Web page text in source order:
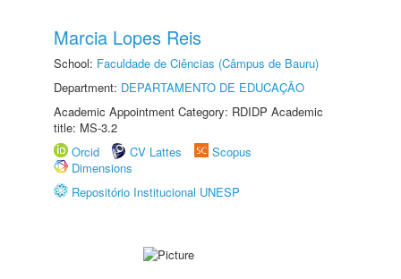
Marcia Lopes Reis
School: Faculdade de Ciências (Câmpus de Bauru)
Department: DEPARTAMENTO DE EDUCAÇÃO
Academic Appointment Category: RDIDP Academic
title: MS-3.2
Orcid
CV Lattes
Scopus
Dimensions
Repositório Institucional UNESP